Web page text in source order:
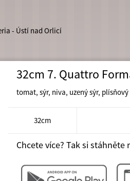
32cm 7. Quattro
tomat, sýr, niva, uzený sýr, plísňový
32cm
Chcete více? Tak si stáhněte